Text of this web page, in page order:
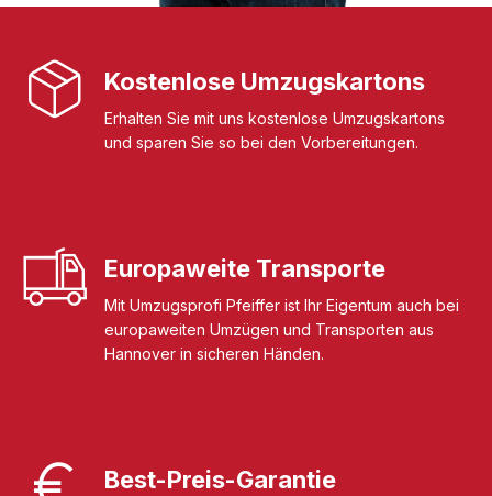
Kostenlose Umzugskartons
Erhalten Sie mit uns kostenlose Umzugskartons
und sparen Sie so bei den Vorbereitungen.
Europaweite Transporte
Mit Umzugsprofi Pfeiffer ist Ihr Eigentum auch bei
europaweiten Umzügen und Transporten aus
Hannover in sicheren Händen.
Best-Preis-Garantie